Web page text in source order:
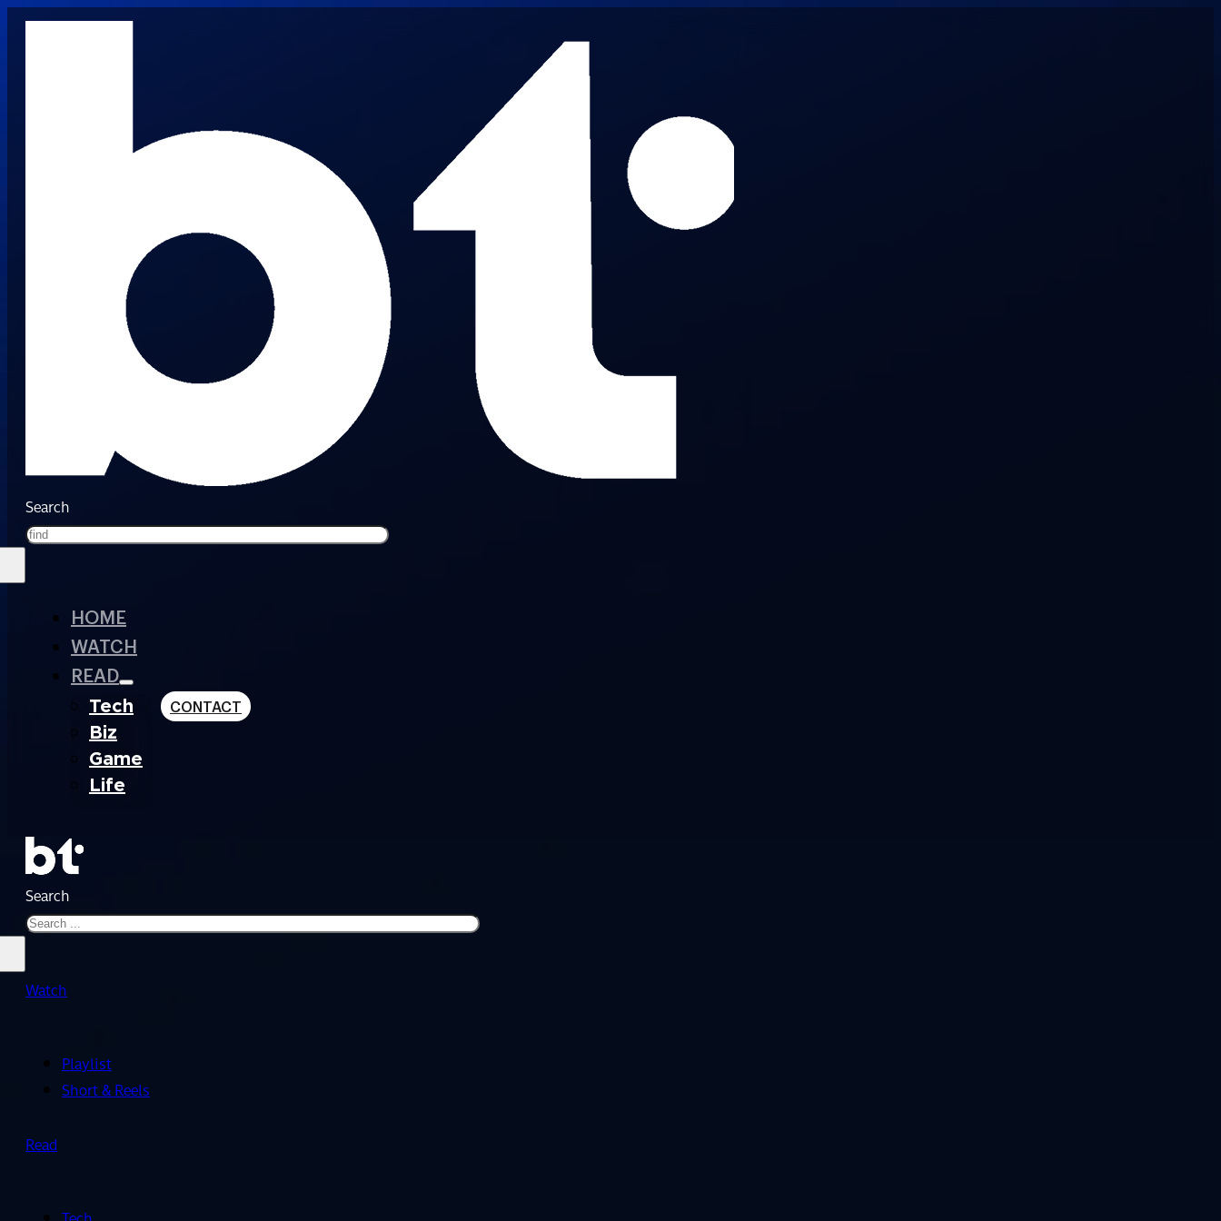
Search
HOME
WATCH
READ
Tech
Biz
Game
Life
CONTACT
Search
Watch
Playlist
Short & Reels
Read